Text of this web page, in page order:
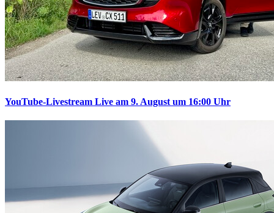
YouTube-Livestream Live am 9. August um 16:00 Uhr